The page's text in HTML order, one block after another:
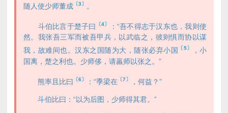
随人使少师董成 〔3〕 。
斗伯比言于楚子曰 〔4〕
：“吾不得志于汉东也，我则使
然。我张吾三军而被吾甲兵，以武临之，彼则惧而协以谋
我，故难间也。汉东之国随为大，随张必弃小国
〔5〕
，小
国离，楚之利也。少师侈，请羸师以张之。”
熊率且比曰 〔6〕 ：“季梁在 〔7〕 ，何益？”
斗伯比曰：“以为后图，少师得其君。”